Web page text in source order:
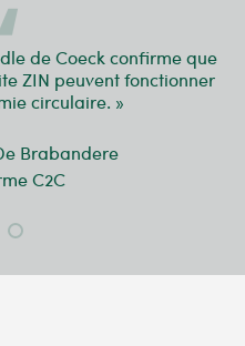
de Coeck confirme que
ZIN peuvent fonctionner
circulaire. »
Brabandere
C2C
la diapositive 1 de 2
Charger la diapositive 2 de